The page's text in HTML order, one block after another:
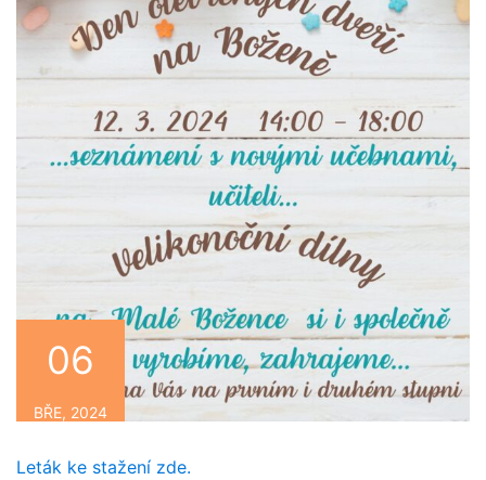
06
BŘE, 2024
Leták ke stažení zde.